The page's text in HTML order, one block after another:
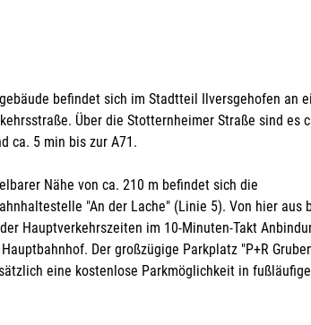
befindet sich im Stadtteil Ilversgehofen an
Über die Stotternheimer Straße sind es
ca. 5 min bis zur A71.
Nähe von ca. 210 m befindet sich die
"An der Lache" (Linie 5). Von hier aus
Hauptverkehrszeiten im 10-Minuten-Takt
Der großzügige Parkplatz "P+R
eine kostenlose Parkmöglichkeit in